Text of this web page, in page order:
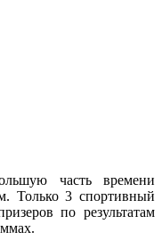
часть времени
Только 3 спортивный
по результатам